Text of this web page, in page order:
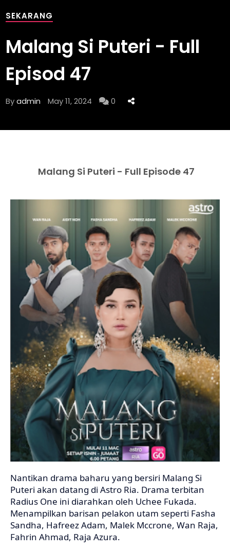
SEKARANG
Malang Si Puteri - Full
Episod 47
Byadmin May 11, 2024 0
Malang Si Puteri - Full Episode 47
Nantikan drama baharu yang bersiri Malang Si
Puteri akan datang di Astro Ria. Drama terbitan
Radius One ini diarahkan oleh Uchee Fukada.
Menampilkan barisan pelakon utam seperti Fasha
Sandha, Hafreez Adam, Malek Mccrone, Wan Raja,
Fahrin Ahmad, Raja Azura.